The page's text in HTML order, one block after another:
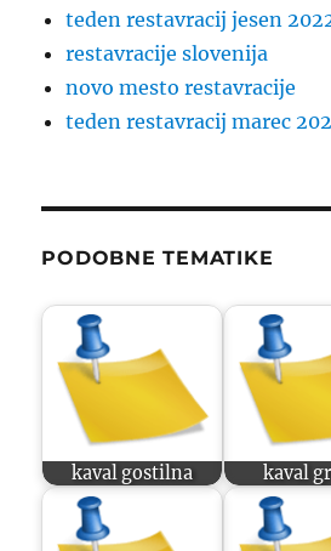
teden restavracij jesen
restavracije slovenija
novo mesto restavracije
teden restavracij marec
PODOBNE TEMATIKE
kaval gostilna kaval